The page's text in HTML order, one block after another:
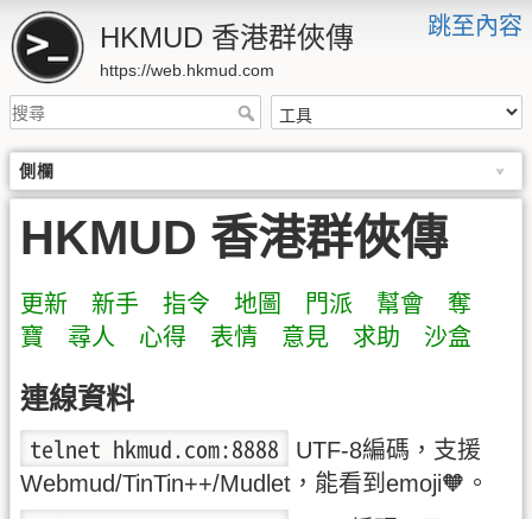
跳至內容
HKMUD 香港群俠傳
https://web.hkmud.com
側欄
HKMUD 香港群俠傳
更新 新手 指令 地圖 門派 幫會
奪
寶
尋人 心得 表情 意見 求助 沙盒
連線資料
telnet hkmud.com:8888
UTF-8編碼，支援
Webmud/TinTin++/Mudlet，能看到emoji🧡。